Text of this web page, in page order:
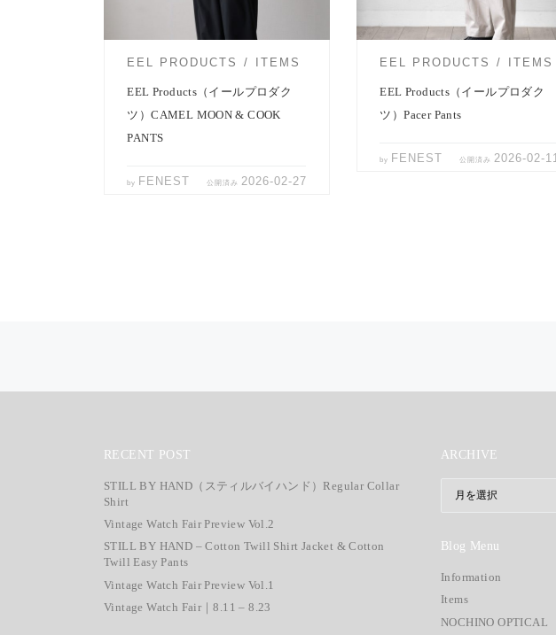
EEL PRODUCTS ITEMS
EEL Products（イールプロダク
ツ）CAMEL MOON & COOK
PANTS
by FENEST 公開済み 2026-02-27
EEL PRODUCTS ITEMS
EEL Products（イールプロダク
ツ）Pacer Pants
by FENEST 公開済み 2026-02-11
RECENT POST
STILL BY HAND（スティルバイハンド）Regular Collar
Shirt
Vintage Watch Fair Preview Vol.2
STILL BY HAND – Cotton Twill Shirt Jacket & Cotton
Twill Easy Pants
Vintage Watch Fair Preview Vol.1
Vintage Watch Fair｜8.11 – 8.23
ARCHIVE
Blog Menu
Information
Items
NOCHINO OPTICAL